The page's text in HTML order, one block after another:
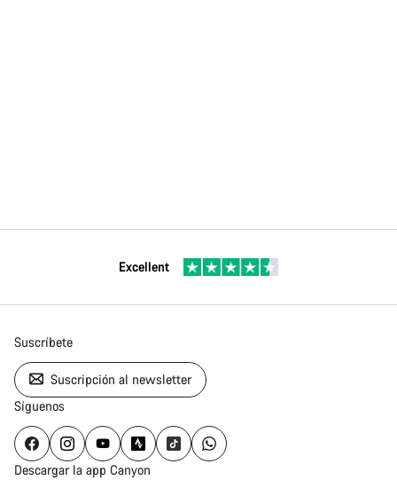
Excellent
Suscríbete
Suscripción al newsletter
Síguenos
Descargar la app Canyon